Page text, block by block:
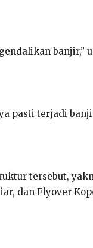
banjir,”
pasti terjadi
tersebut,
dan Flyover